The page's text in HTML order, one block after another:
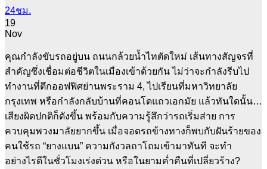
19
Nov
คุณกำลังขับรถอยู่บน ถนนกล้วยน้ำไทตัดใหม่ เส้นทางสัญจรที่
สำคัญซึ่งเชื่อมต่อชีวิตในเมืองเข้าด้วยกัน ไม่ว่าจะกำลังรีบไป
ทำงานที่ตึกออฟฟิศย่านพระราม 4, ไปเรียนที่มหาวิทยาลัย
กรุงเทพ หรือกำลังกลับบ้านที่คอนโดแถวเอกมัย แล้วทันใดนั้น…
เสียงผิดปกติก็ดังขึ้น พร้อมกับความรู้สึกว่ารถเริ่มส่าย การ
ควบคุมพวงมาลัยยากขึ้น เมื่อจอดรถข้างทางก็พบกับฝันร้ายของ
คนใช้รถ “ยางแบน” ความกังวลถาโถมเข้ามาทันที จะทำ
อย่างไรดีในชั่วโมงเร่งด่วน หรือในยามค่ำคืนที่เปลี่ยวร้าง?